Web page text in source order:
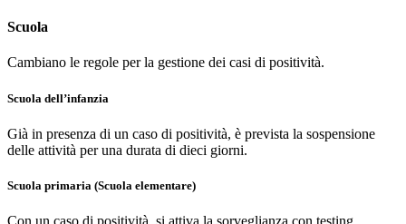
Scuola
Cambiano le regole per la gestione dei casi di positività.
Scuola dell’infanzia
Già in presenza di un caso di positività, è prevista la sospensione
delle attività per una durata di dieci giorni.
Scuola primaria (Scuola elementare)